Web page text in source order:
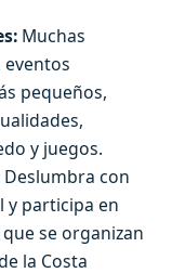
Muchas
eventos
pequeños,
y juegos.
Deslumbra con
y participa en
se organizan
la Costa